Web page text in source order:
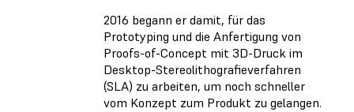
2016 begann er damit, für das
Prototyping und die Anfertigung von
Proofs-of-Concept mit 3D-Druck im
Desktop-Stereolithografieverfahren
(SLA) zu arbeiten, um noch schneller
vom Konzept zum Produkt zu gelangen.